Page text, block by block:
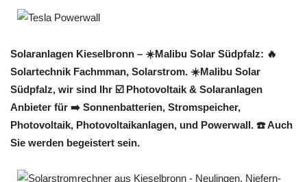
Solaranlagen Kieselbronn – ☀️Malibu Solar Südpfalz: 🔥
Solartechnik Fachmman, Solarstrom. ☀️Malibu Solar
Südpfalz, wir sind Ihr ☑️ Photovoltaik & Solaranlagen
Anbieter für ➡️ Sonnenbatterien, Stromspeicher,
Photovoltaik, Photovoltaikanlagen, und Powerwall. ☎️ Auch
Sie werden begeistert sein.